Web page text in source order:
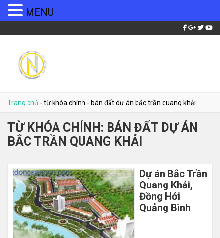
Trang chủ - từ khóa chính - bán đất dự án bắc trần quang khải
TỪ KHÓA CHÍNH: BÁN ĐẤT DỰ ÁN
BẮC TRẦN QUANG KHẢI
Dự án Bắc Trần
Quang Khải,
Đồng Hới
Quảng Bình
MENU